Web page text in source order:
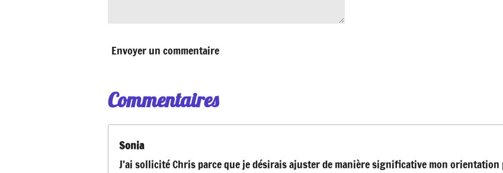
Envoyer un commentaire
Commentaires
Sonia
J’ai sollicité Chris parce que je désirais ajuster de manière significative mon